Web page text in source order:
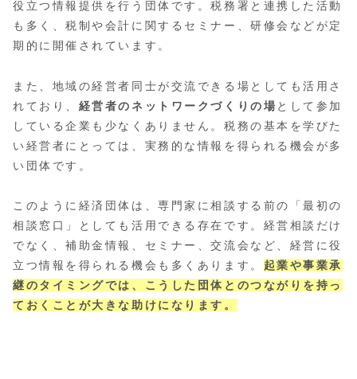
役立つ情報提供を行う団体です。税務署と連携した活動
も多く、税制や会計に関するセミナー、研修会などが定
期的に開催されています。
また、地域の経営者同士が交流できる場としても活用さ
れており、 経営者のネットワークづくりの場 として参加
している企業も少なくありません。税務の基本を学びた
い経営者にとっては、実務的な情報を得られる機会が多
い団体です。
このように経済団体は、専門家に相談する前の「最初の
相談窓口」としても活用できる存在です。経営相談だけ
でなく、補助金情報、セミナー、交流会など、経営に役
立つ情報を得られる機会も多くあります。 起業や事業承
継のタイミングでは、こうした団体とのつながりを持っ
ておくことが大きな助けになります。